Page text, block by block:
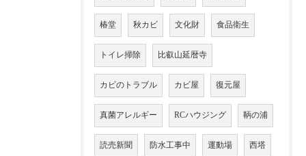
椿堂 秋カビ 文化財 食品衛生
トイレ掃除 比叡山延暦寺
カビのトラブル カビ屋 復元屋
真菌アレルギー RCハウジング 鞆の浦
読売新聞 防水工事中 運動場 西塔